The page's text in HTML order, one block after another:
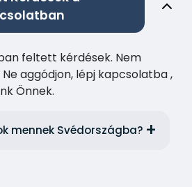
feltett kérdések. Nem
aggódjon, lépj kapcsolatba ,
Önnek.
mennek Svédországba?